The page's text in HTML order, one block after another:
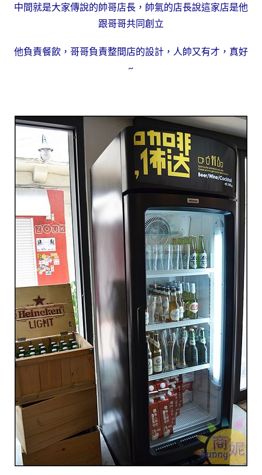
中間就是大家傳說的帥哥店長，帥氣的店長說這家店是他
跟哥哥共同創立
他負責餐飲，哥哥負責整間店的設計，人帥又有才，真好
~